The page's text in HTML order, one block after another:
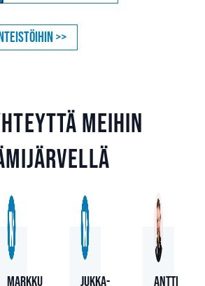
>>
meihin
Markku
Jukka-
Antti